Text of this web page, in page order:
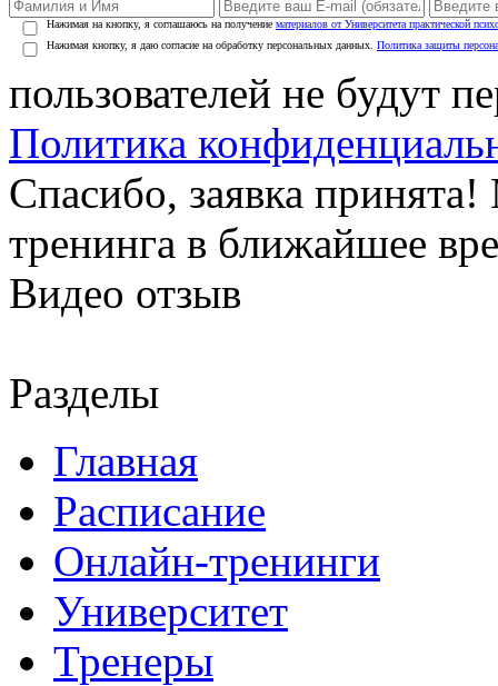
Нажимая на кнопку, я соглашаюсь на получение материалов от Университета практической
Нажимая кнопку, я даю согласие на обработку персональных данных. Политика защиты
пользователей не будут
Политика
Спасибо, заявка
тренинга в ближайшее
Видео отзыв
Разделы
Главная
Расписание
Онлайн-тренинги
Университет
Тренеры